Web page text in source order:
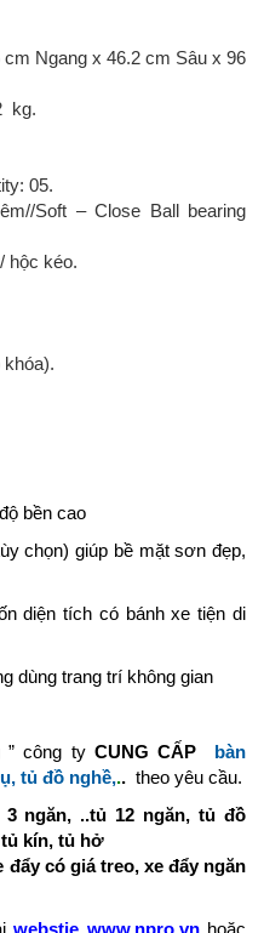
Ngang x 46.2 cm Sâu x 96
kg.
05.
Soft – Close Ball bearing
hộc kéo.
khóa).
bền cao
chọn) giúp bề mặt sơn đẹp,
diện tích có bánh xe tiện di
dùng trang trí không gian
” công tyCUNG CẤP
bàn
tủ đồ nghề,.. theo yêu cầu.
ngăn, ..tủ 12 ngăn, tủ đồ
tủ kín, tủ hở
đẩy có giá treo, xe đẩy ngăn
webstie www.npro.vn hoặc